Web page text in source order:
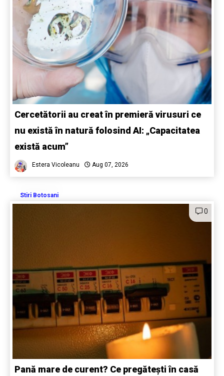
Cercetătorii au creat în premieră virusuri ce
nu există în natură folosind AI: „Capacitatea
există acum”
Estera Vicoleanu Aug 07, 2026
Stiri Botosani
0
Pană mare de curent? Ce pregătești în casă